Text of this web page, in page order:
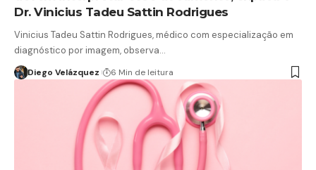
Dr. Vinicius Tadeu Sattin Rodrigues
Vinicius Tadeu Sattin Rodrigues, médico com especialização em
diagnóstico por imagem, observa…
Diego Velázquez 6 Min de leitura